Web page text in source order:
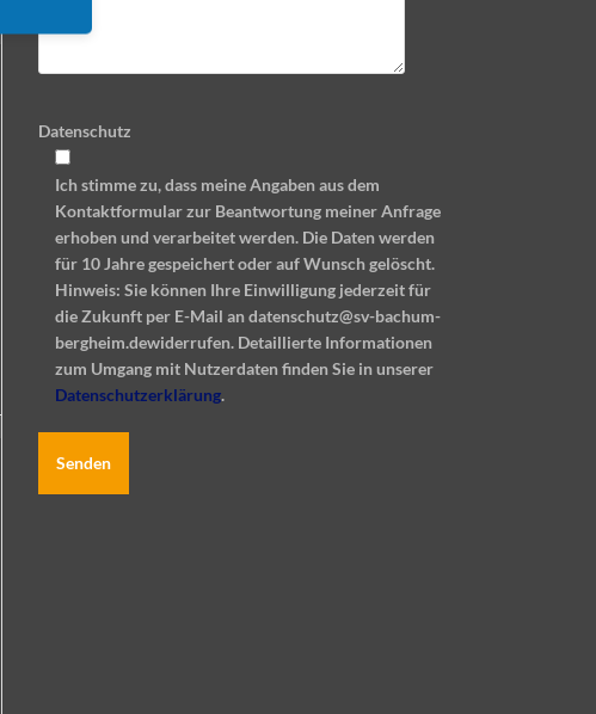
Datenschutz
Ich stimme zu, dass meine Angaben aus dem
Kontaktformular zur Beantwortung meiner Anfrage
erhoben und verarbeitet werden. Die Daten werden
für 10 Jahre gespeichert oder auf Wunsch gelöscht.
Hinweis: Sie können Ihre Einwilligung jederzeit für
die Zukunft per E-Mail an datenschutz@sv-bachum-
bergheim.dewiderrufen. Detaillierte Informationen
zum Umgang mit Nutzerdaten finden Sie in unserer
Datenschutzerklärung.